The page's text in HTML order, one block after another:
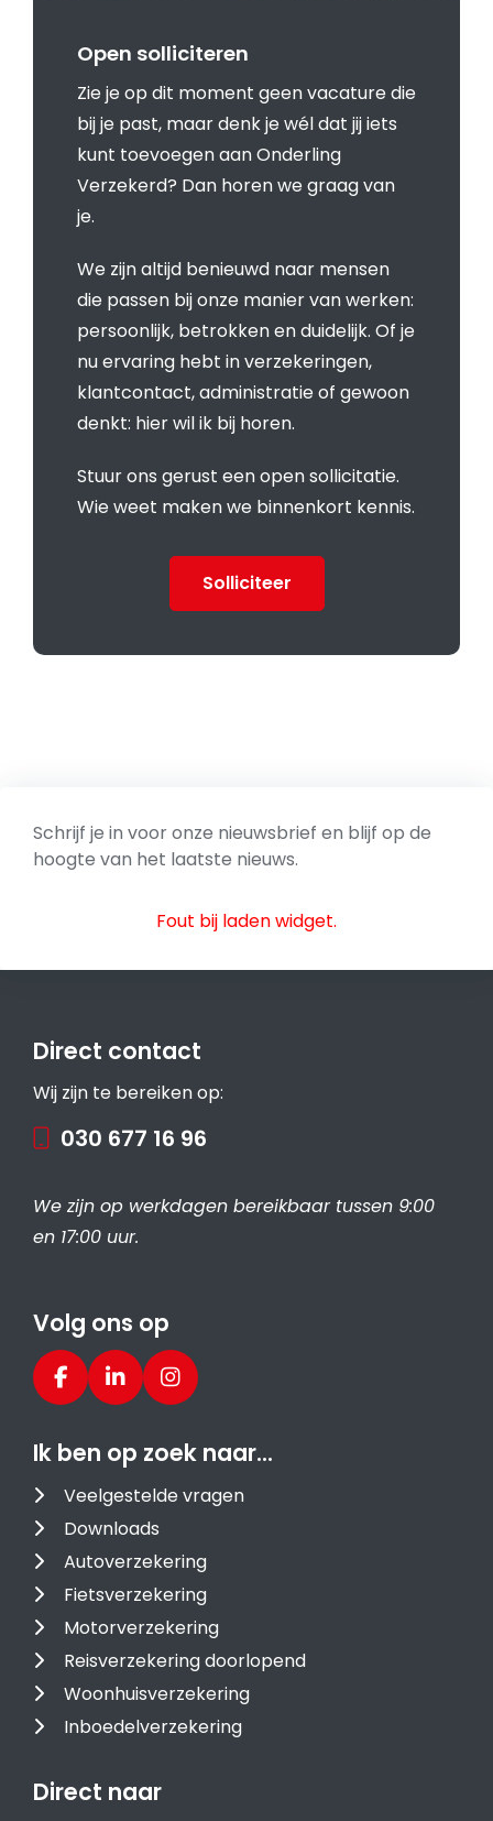
Open solliciteren
Zie je op dit moment geen vacature die
bij je past, maar denk je wél dat jij iets
kunt toevoegen aan Onderling
Verzekerd? Dan horen we graag van
je.
We zijn altijd benieuwd naar mensen
die passen bij onze manier van werken:
persoonlijk, betrokken en duidelijk. Of je
nu ervaring hebt in verzekeringen,
klantcontact, administratie of gewoon
denkt: hier wil ik bij horen.
Stuur ons gerust een open sollicitatie.
Wie weet maken we binnenkort kennis.
Solliciteer
Schrijf je in voor onze nieuwsbrief en blijf op de
hoogte van het laatste nieuws.
Fout bij laden widget.
Direct contact
Wij zijn te bereiken op:
030 677 16 96
We zijn op werkdagen bereikbaar tussen 9:00
en 17:00 uur.
Volg ons op
Ik ben op zoek naar…
Veelgestelde vragen
Downloads
Autoverzekering
Fietsverzekering
Motorverzekering
Reisverzekering doorlopend
Woonhuisverzekering
Inboedelverzekering
Direct naar